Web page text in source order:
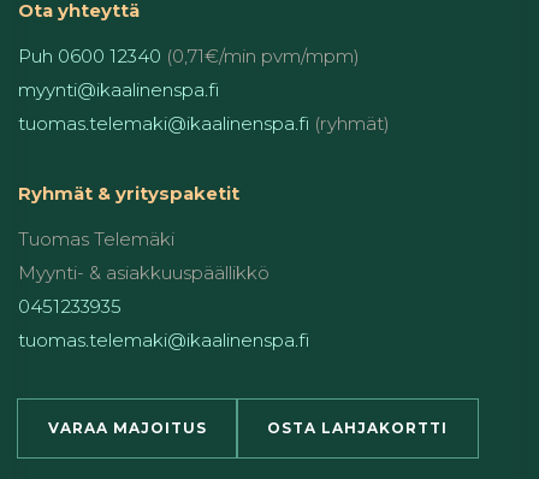
Ota yhteyttä
Puh 0600 12340 (0,71€/min pvm/mpm)
myynti@ikaalinenspa.fi
tuomas.telemaki@ikaalinenspa.fi (ryhmät)
Ryhmät & yrityspaketit
Tuomas Telemäki
Myynti- & asiakkuuspäällikkö
0451233935
tuomas.telemaki@ikaalinenspa.fi
VARAA MAJOITUS OSTA LAHJAKORTTI